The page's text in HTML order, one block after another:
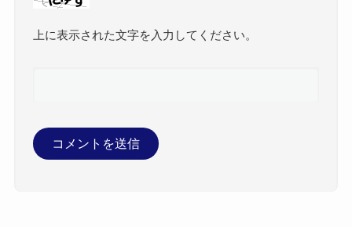
上に表示された文字を入力してください。